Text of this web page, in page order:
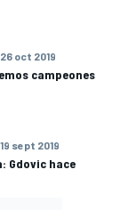
26 oct 2019
campeones
19 sept 2019
Gdovic hace